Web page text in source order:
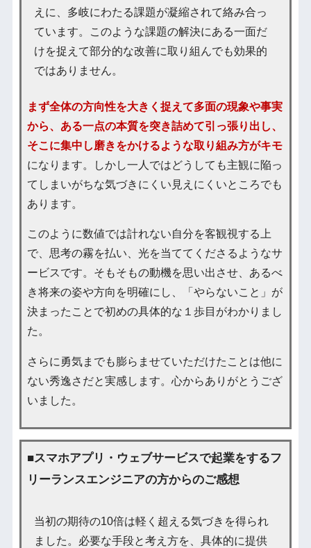
えに、多岐にわたる課題が凝縮されて絡み合っ
ています。このような課題の解決にある一面だ
けを捉えて部分的な改善に取り組んでも効果的
ではありません。
まず全体の方向性を大きく捉えて多面の現象や事実
から、ある一点の本質を突き詰めて引っ張り出し、
そこに集中し磨きをかけるような取り組み方がキモ
になります。しかし一人ではどうしても主観に陥っ
てしまいがちな気づきにくい見えにくいところでも
あります。
このように数値では計れない自分を客観視する上
で、思考の霧を払い、光を当ててくださるようなサ
ービスです。そもそもの動機を思い出させ、あるべ
き将来の姿や方向を明確にし、「やらないこと」が
決まったことで初めの具体的な１歩目がわかりまし
た。
さらに勇気までも膨らませていただけたことは他に
ない秀逸さだと実感します。心からありがとうござ
いました。
■スマホアプリ・ウェブサービスで起業をするフ
リーランスエンジニアの方からのご感想
当初の期待の10倍は軽く超える気づきを得られ
ました。必要な手段と考え方を、具体的に提供